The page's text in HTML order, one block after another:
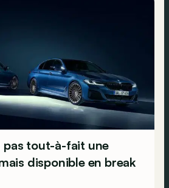
pas tout-à-fait une
disponible en break